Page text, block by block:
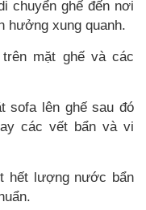
chuyển ghế đến nơi
hưởng xung quanh.
mặt ghế và các
sofalên ghế sau đó
các vết bẩn và vi
hết lượng nước bẩn